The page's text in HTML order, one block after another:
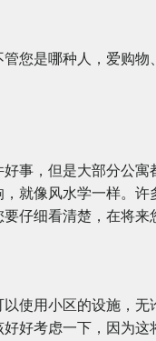
您是哪种人，爱购
事，但是大部分公
就像风水学一样。
仔细看清楚，在将来
使用小区的设施，
好考虑一下，因为这